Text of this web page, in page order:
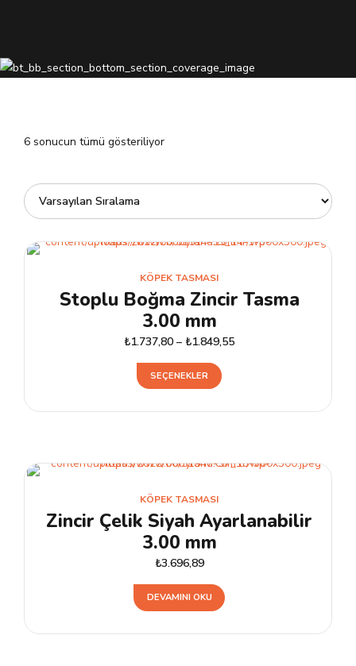
6 sonucun tümü gösteriliyor
KÖPEK TASMASI
Stoplu Boğma Zincir Tasma
3.00 mm
₺1.737,80 – ₺1.849,55
SEÇENEKLER
Bu
birden
var.
ürün
sayfasından
KÖPEK TASMASI
Zincir Çelik Siyah Ayarlanabilir
3.00 mm
₺3.696,89
DEVAMINI OKU